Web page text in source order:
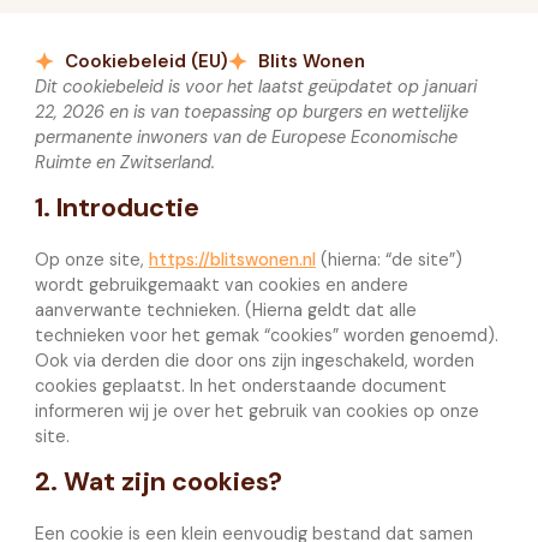
Cookiebeleid (EU) Blits Wonen
Dit cookiebeleid is voor het laatst geüpdatet op januari
22, 2026 en is van toepassing op burgers en wettelijke
permanente inwoners van de Europese Economische
Ruimte en Zwitserland.
1. Introductie
Op onze site, https://blitswonen.nl(hierna: “de site”)
wordt gebruikgemaakt van cookies en andere
aanverwante technieken. (Hierna geldt dat alle
technieken voor het gemak “cookies” worden genoemd).
Ook via derden die door ons zijn ingeschakeld, worden
cookies geplaatst. In het onderstaande document
informeren wij je over het gebruik van cookies op onze
site.
2. Wat zijn cookies?
Een cookie is een klein eenvoudig bestand dat samen